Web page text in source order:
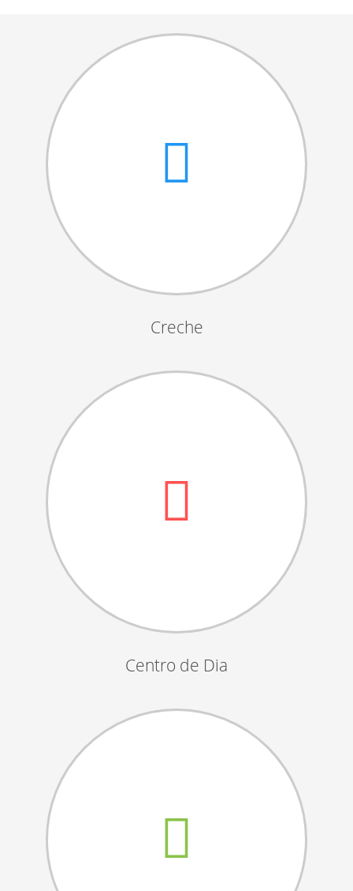
Dia da Amizade
Dia da Mulher
Dia do Pai
Festejos da Páscoa
Dia da Mãe
Dia Mundial da Criança
Marchas Populares
Dia de S.Martinho
Aniversários da Instituição
Almoço / Lanche de Natal
Atividades Semanais
Feiras e Exposições
Grupos Musicais do Centro de Dia
Outras Actividades
Passeio Vila Nova de Cerveira
Passeio Convívio em Pombal
Assembleias Gerais
Semana Sénior
Passeio do Idoso
Associados
Orgãos Sociais
Publicações Oficiais
Contactos
Creche
Centro de Dia